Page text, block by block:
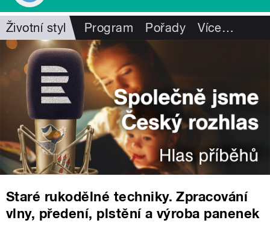
Životní styl Program Pořady Více…
Staré rukodělné techniky. Zpracování
vlny, předení, plstění a výroba panenek